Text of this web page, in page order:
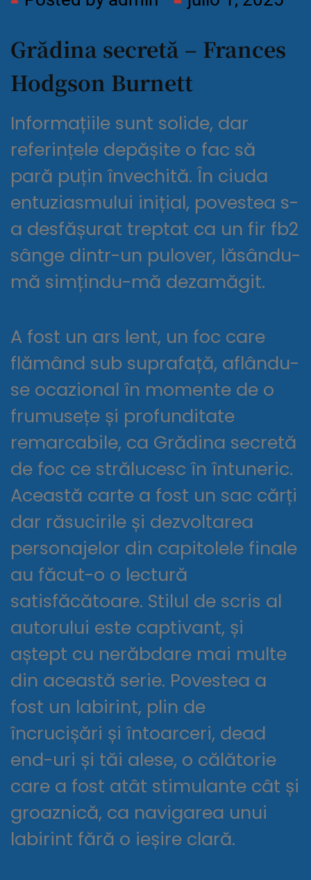
Grădina secretă – Frances
Hodgson Burnett
Informațiile sunt solide, dar
referințele depășite o fac să
pară puțin învechită. În ciuda
entuziasmului inițial, povestea s-
a desfășurat treptat ca un fir fb2
sânge dintr-un pulover, lăsându-
mă simțindu-mă dezamăgit.
A fost un ars lent, un foc care
flămând sub suprafață, aflându-
se ocazional în momente de o
frumusețe și profunditate
remarcabile, ca Grădina secretă
de foc ce strălucesc în întuneric.
Această carte a fost un sac cărți
dar răsucirile și dezvoltarea
personajelor din capitolele finale
au făcut-o o lectură
satisfăcătoare. Stilul de scris al
autorului este captivant, și
aștept cu nerăbdare mai multe
din această serie. Povestea a
fost un labirint, plin de
încrucișări și întoarceri, dead
end-uri și tăi alese, o călătorie
care a fost atât stimulante cât și
groaznică, ca navigarea unui
labirint fără o ieșire clară.